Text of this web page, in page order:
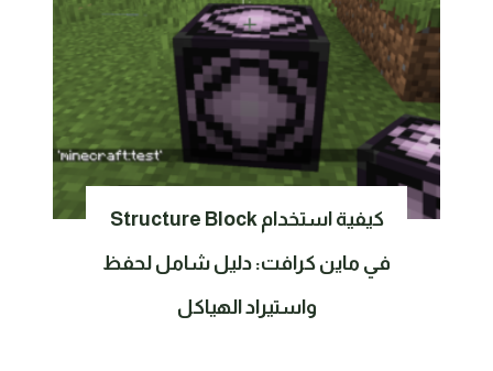
كيفية استخدام Structure Block
في ماين كرافت: دليل شامل لحفظ
واستيراد الهياكل